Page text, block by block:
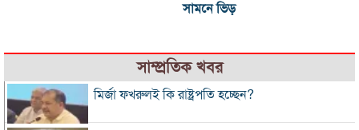
সামনে ভিড়
সাম্প্রতিক খবর
মির্জা ফখরুলই কি রাষ্ট্রপতি হচ্ছেন?